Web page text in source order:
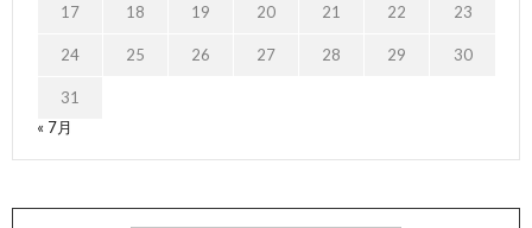
17 18 19 20 21 22 23
24 25 26 27 28 29 30
31
« 7月